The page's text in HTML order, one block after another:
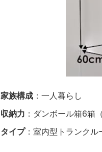
家族構成 ：一人暮らし
収納力 ：ダンボール箱6箱
タイプ：室内型トランクル